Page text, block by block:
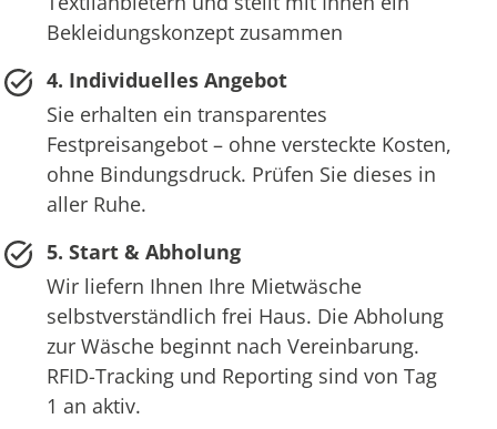
Bekleidungskonzept zusammen
4. Individuelles Angebot
Sie erhalten ein transparentes
Festpreisangebot – ohne versteckte Kosten,
ohne Bindungsdruck. Prüfen Sie dieses in
aller Ruhe.
5. Start & Abholung
Wir liefern Ihnen Ihre Mietwäsche
selbstverständlich frei Haus. Die Abholung
zur Wäsche beginnt nach Vereinbarung.
RFID-Tracking und Reporting sind von Tag
1 an aktiv.